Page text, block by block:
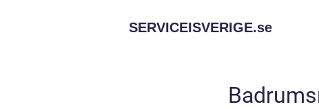
SERVICEISVERIGE.se